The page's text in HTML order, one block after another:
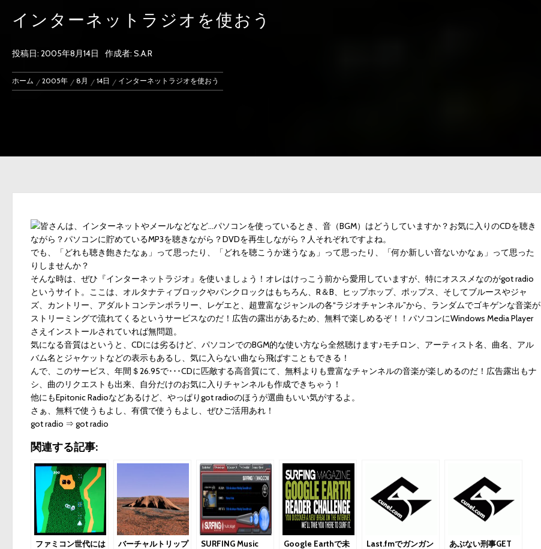
インターネットラジオを使おう
投稿日: 2005年8月14日 作成者: S.A.R
ホーム 2005年 8月 14日 インターネットラジオを使おう
皆さんは、インターネットやメールなどなど…パソコンを使っているとき、音（BGM）はどうしていますか？お気に入りのCDを聴き
ながら？パソコンに貯めているMP3を聴きながら？DVDを再生しながら？人それぞれですよね。
でも、「どれも聴き飽きたなぁ」って思ったり、「どれを聴こうか迷うなぁ」って思ったり、「何か新しい音ないかなぁ」って思った
りしませんか？
そんな時は、ぜひ『インターネットラジオ』を使いましょう！オレはけっこう前から愛用していますが、特にオススメなのがgot radio
というサイト。ここは、オルタナティブロックやパンクロックはもちろん、R＆B、ヒップホップ、ポップス、そしてブルースやジャ
ズ、カントリー、アダルトコンテンポラリー、レゲエと、超豊富なジャンルの各“ラジオチャンネル”から、ランダムでゴキゲンな音楽が
ストリーミングで流れてくるというサービスなのだ！広告の露出があるため、無料で楽しめるぞ！！パソコンにWindows Media Player
さえインストールされていれば無問題。
気になる音質はというと、CDには劣るけど、パソコンでのBGM的な使い方なら全然聴けます♪モチロン、アーティスト名、曲名、アル
バム名とジャケットなどの表示もあるし、気に入らない曲なら飛ばすこともできる！
んで、このサービス、年間＄26.95で･･･CDに匹敵する高音質にて、無料よりも豊富なチャンネルの音楽が楽しめるのだ！広告露出もナ
シ、曲のリクエストも出来、自分だけのお気に入りチャンネルも作成できちゃう！
他にもEpitonic Radioなどあるけど、やっぱりgot radioのほうが選曲もいい気がするよ。
さぁ、無料で使うもよし、有償で使うもよし、ぜひご活用あれ！
got radio ⇒ got radio
関連する記事:
ファミコン世代には
バーチャルトリップ
SURFING Music
Google Earthで未
Last.fmでガンガン
あぶない刑事GET